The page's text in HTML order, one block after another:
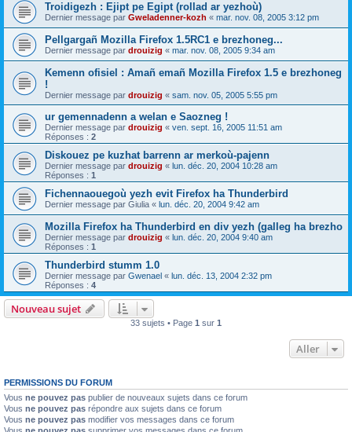
Troidigezh : Ejipt pe Egipt (rollad ar yezhoù)
Dernier message par Gweladenner-kozh « mar. nov. 08, 2005 3:12 pm
Pellgargañ Mozilla Firefox 1.5RC1 e brezhoneg...
Dernier message par drouizig « mar. nov. 08, 2005 9:34 am
Kemenn ofisiel : Amañ emañ Mozilla Firefox 1.5 e brezhoneg
!
Dernier message par drouizig « sam. nov. 05, 2005 5:55 pm
ur gemennadenn a welan e Saozneg !
Dernier message par drouizig « ven. sept. 16, 2005 11:51 am
Réponses : 2
Diskouez pe kuzhat barrenn ar merkoù-pajenn
Dernier message par drouizig « lun. déc. 20, 2004 10:28 am
Réponses : 1
Fichennaouegoù yezh evit Firefox ha Thunderbird
Dernier message par Giulia « lun. déc. 20, 2004 9:42 am
Mozilla Firefox ha Thunderbird en div yezh (galleg ha brezho
Dernier message par drouizig « lun. déc. 20, 2004 9:40 am
Réponses : 1
Thunderbird stumm 1.0
Dernier message par Gwenael « lun. déc. 13, 2004 2:32 pm
Réponses : 4
Nouveau sujet
33 sujets • Page 1 sur 1
Aller
PERMISSIONS DU FORUM
Vous ne pouvez pas publier de nouveaux sujets dans ce forum
Vous ne pouvez pas répondre aux sujets dans ce forum
Vous ne pouvez pas modifier vos messages dans ce forum